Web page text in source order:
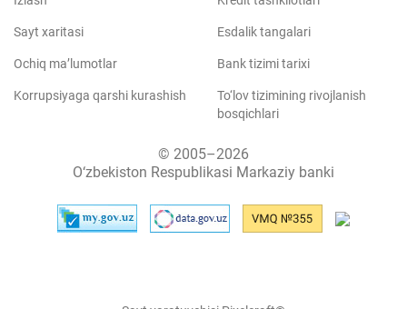
Sayt xaritasi
Ochiq ma’lumotlar
Korrupsiyaga qarshi kurashish
Esdalik tangalari
Bank tizimi tarixi
To‘lov tizimining rivojlanish
bosqichlari
© 2005–2026
O‘zbekiston Respublikasi Markaziy banki